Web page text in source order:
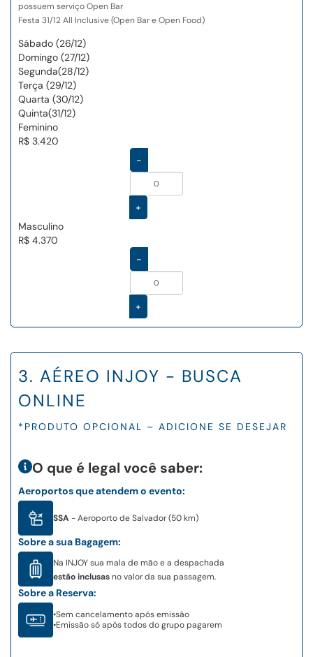
possuem serviço Open Bar
Festa 31/12 All Inclusive (Open Bar e Open Food)
Sábado (26/12)
Domingo (27/12)
Segunda(28/12)
Terça (29/12)
Quarta (30/12)
Quinta(31/12)
Feminino
R$ 3.420
-
+
Masculino
R$ 4.370
-
+
3. AÉREO INJOY - BUSCA
ONLINE
*PRODUTO OPCIONAL – ADICIONE SE DESEJAR
O que é legal você saber:
Aeroportos que atendem o evento:
SSA - Aeroporto de Salvador (50 km)
Sobre a sua Bagagem:
Na INJOY sua mala de mão e a despachada
estão inclusasno valor da sua passagem.
Sobre a Reserva:
•Sem cancelamento após emissão
•Emissão só após todos do grupo pagarem